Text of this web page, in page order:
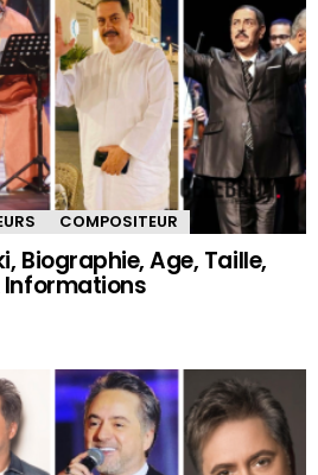
COMPOSITEUR
Biographie, Age, Taille,
Informations